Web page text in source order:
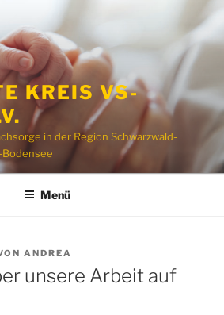
KREIS VS-
in der Region Schwarzwald-
Menü
ANDREA
unsere Arbeit auf